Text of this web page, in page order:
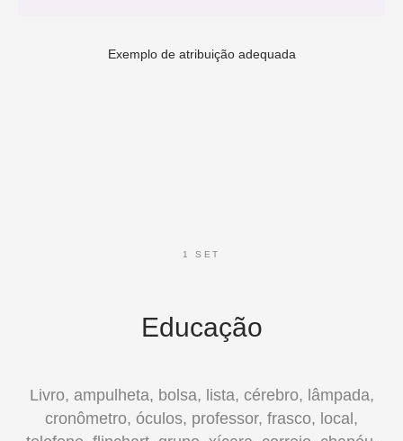
Exemplo de atribuição adequada
1 SET
Educação
Livro, ampulheta, bolsa, lista, cérebro, lâmpada,
cronômetro, óculos, professor, frasco, local,